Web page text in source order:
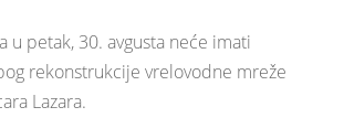
u petak, 30. avgusta neće imati
rekonstrukcije vrelovodne mreže
Lazara.